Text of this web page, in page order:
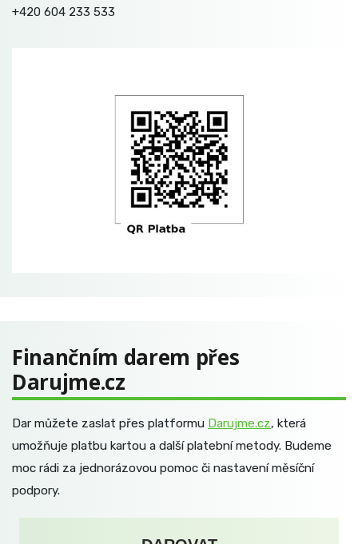
+420 604 233 533
Finančním darem přes
Darujme.cz
Dar můžete zaslat přes platformu Darujme.cz, která
umožňuje platbu kartou a další platební metody. Budeme
moc rádi za jednorázovou pomoc či nastavení měsíční
podpory.